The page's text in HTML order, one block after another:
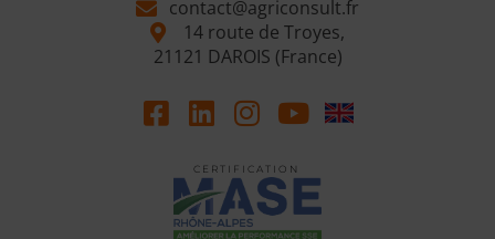
contact@agriconsult.fr
14 route de Troyes,
21121 DAROIS (France)
C E R T I F I C A T I O N